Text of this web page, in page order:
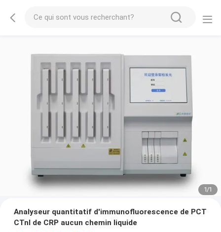
1/1
Analyseur quantitatif d'immunofluorescence de PCT
CTnl de CRP aucun chemin liquide